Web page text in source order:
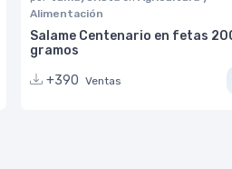
Alimentación
Salame Centenario en fetas
gramos
+390 Ventas